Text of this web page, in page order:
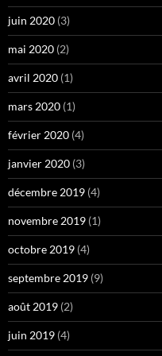
juin 2020 (3)
mai 2020 (2)
avril 2020 (1)
mars 2020 (1)
février 2020 (4)
janvier 2020 (3)
décembre 2019 (4)
novembre 2019 (1)
octobre 2019 (4)
septembre 2019 (9)
août 2019 (2)
juin 2019 (4)